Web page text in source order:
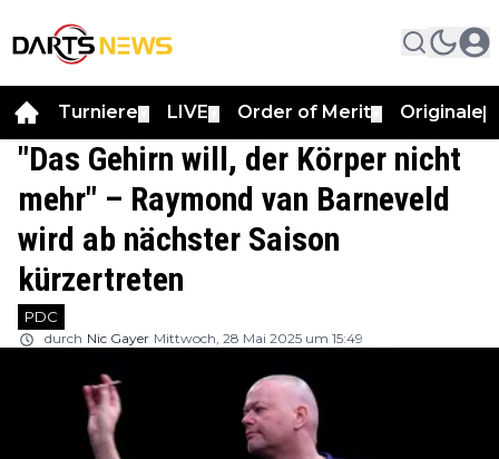
Turniere LIVE Order of Merit Originale
"Das Gehirn will, der Körper nicht
mehr" – Raymond van Barneveld
wird ab nächster Saison
kürzertreten
PDC
durch Nic Gayer Mittwoch, 28 Mai 2025 um 15:49